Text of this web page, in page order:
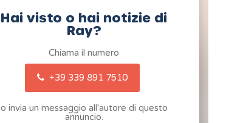
Hai visto o hai notizie di
Ray?
Chiama il numero
+39 339 891 7510
o invia un messaggio all'autore di questo
annuncio.